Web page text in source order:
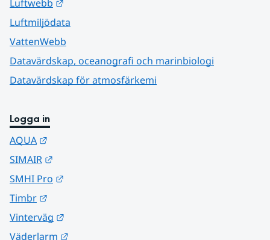
Luftwebb
Luftmiljödata
VattenWebb
Datavärdskap, oceanografi och marinbiologi
Datavärdskap för atmosfärkemi
Logga in
AQUA
SIMAIR
SMHI Pro
Timbr
Vinterväg
Väderlarm